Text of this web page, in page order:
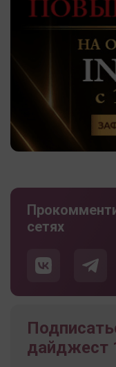
сетях
дайджест